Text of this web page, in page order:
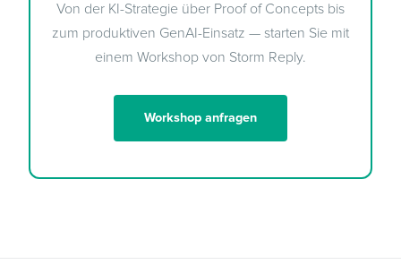
Von der KI-Strategie über Proof of Concepts bis
zum produktiven GenAI-Einsatz — starten Sie mit
einem Workshop von Storm Reply.
Workshop anfragen